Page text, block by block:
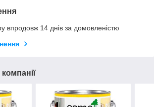
впродовж 14 днів за домовленістю